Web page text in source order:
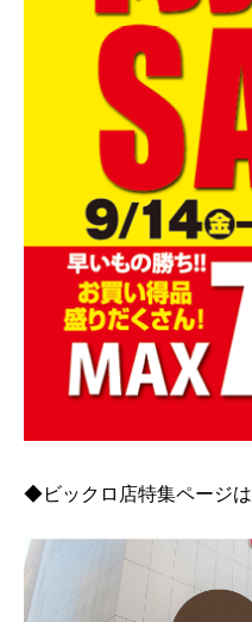
◆ビックロ店特集ページは